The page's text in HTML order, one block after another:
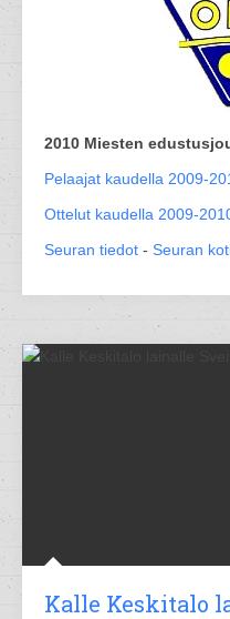
2010 Miesten
Pelaajat kaudella 2009-
Ottelut kaudella 2009-
Seuran tiedot - Seuran
Kalle Keskitalo